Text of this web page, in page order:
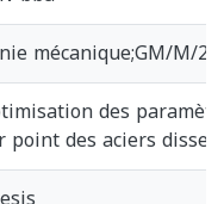
mécanique;GM/M/
des
point des aciers